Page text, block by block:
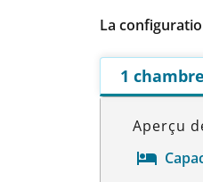
La
1 chambre
Aperçu